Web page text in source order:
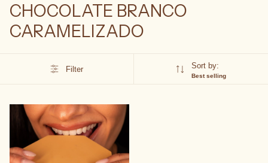
CHOCOLATE BRANCO
CARAMELIZADO
Filter Sort by:
Best selling